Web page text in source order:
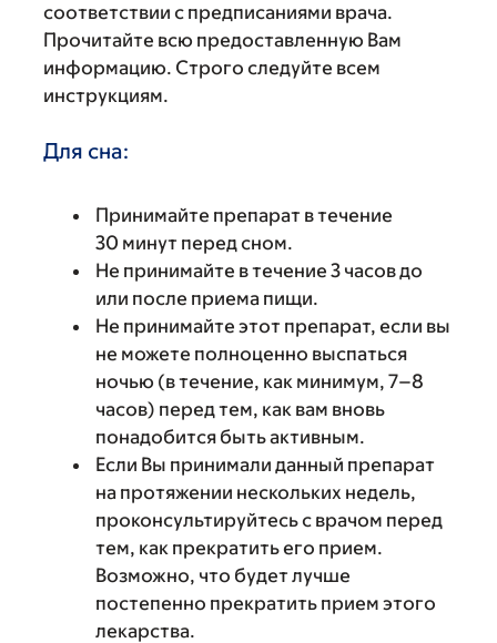
соответствии с предписаниями врача.
Прочитайте всю предоставленную Вам
информацию. Строго следуйте всем
инструкциям.
Для сна:
Принимайте препарат в течение
30 минут перед сном.
Не принимайте в течение 3 часов до
или после приема пищи.
Не принимайте этот препарат, если вы
не можете полноценно выспаться
ночью (в течение, как минимум, 7–8
часов) перед тем, как вам вновь
понадобится быть активным.
Если Вы принимали данный препарат
на протяжении нескольких недель,
проконсультируйтесь с врачом перед
тем, как прекратить его прием.
Возможно, что будет лучше
постепенно прекратить прием этого
лекарства.